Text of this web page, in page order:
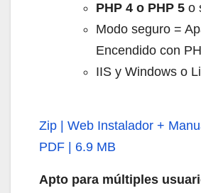
PHP 4 o PHP 5 o
Modo seguro =
Encendido con
IIS y Windows o
Zip | Web Instalador +
PDF | 6.9 MB
Apto para múltiples